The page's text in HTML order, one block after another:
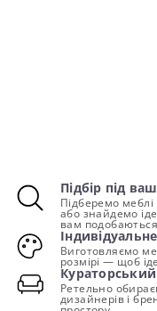
Підбір під
Підберемо
або знайдемо
вам
Виготовляємо
розмірі — щоб
Ретельно
дизайнерів і